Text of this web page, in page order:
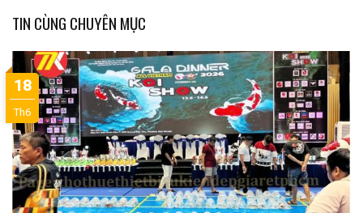
TIN CÙNG CHUYÊN MỤC
18
Th6